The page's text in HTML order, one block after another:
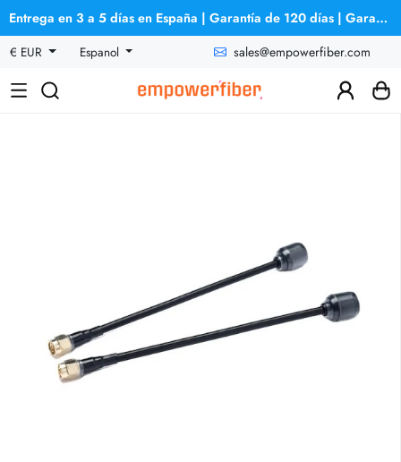
Entrega en 3 a 5 días en España | Garantía de 120 días | Garantía de reembolso
€ EUR
Espanol sales@empowerfiber.com